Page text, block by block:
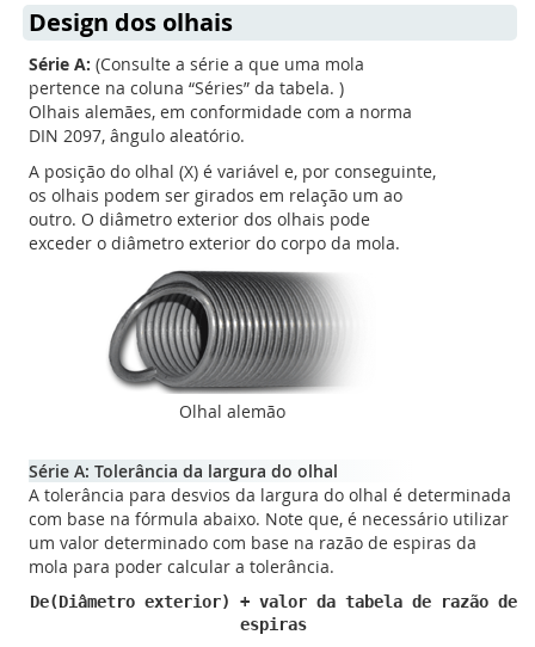
Design dos olhais
Série A: (Consulte a série a que uma mola
pertence na coluna “Séries” da tabela. )
Olhais alemães, em conformidade com a norma
DIN 2097, ângulo aleatório.
A posição do olhal (X) é variável e, por conseguinte,
os olhais podem ser girados em relação um ao
outro. O diâmetro exterior dos olhais pode
exceder o diâmetro exterior do corpo da mola.
Olhal alemão
Série A: Tolerância da largura do olhal
A tolerância para desvios da largura do olhal é determinada
com base na fórmula abaixo. Note que, é necessário utilizar
um valor determinado com base na razão de espiras da
mola para poder calcular a tolerância.
De(Diâmetro exterior) + valor da tabela de razão de
espiras